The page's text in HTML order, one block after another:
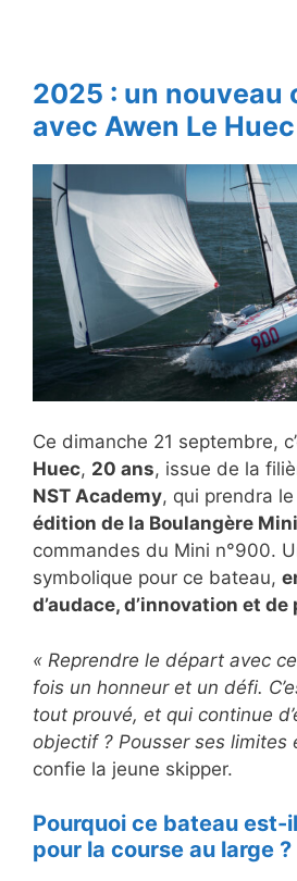
2025 : un nouveau
avec Awen Le Huec
Ce dimanche 21 septembre,
Huec, 20 ans, issue de la
NST Academy, qui prendra
édition de la Boulangère
commandes du Mini n°900.
symbolique pour ce bateau,
d’audace, d’innovation et de
« Reprendre le départ avec
fois un honneur et un défi.
tout prouvé, et qui continue
objectif ? Pousser ses limites
confie la jeune skipper.
Pourquoi ce bateau est-
pour la course au large ?